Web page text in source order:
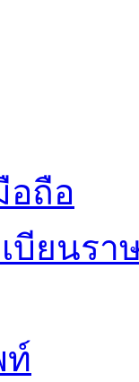
อถือ
บียนรา
ท์